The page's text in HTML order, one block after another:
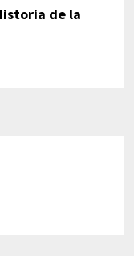
de la